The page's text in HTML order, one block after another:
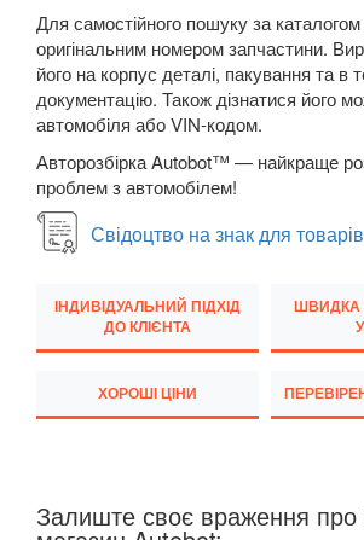
Megane IV
Modus (JP0)
Grand Modus (JP0)
Sandero II Stepway (B8)
Grand Scenic II (JM)
Scenic III (JZ0)
Grand Scenic III (JZ0)
Scenic IV
Для самостійного пошуку за
оригінальним номером запчастини.
його на корпус деталі, пакування та в
документацію. Також дізнатися його
автомобіля або VIN-кодом.
Авторозбірка Autobot™ — найкраще
проблем з автомобілем!
Свідоцтво на знак для
ІНДИВІДУАЛЬНИЙ ПІДХІД
ДО КЛІЄНТА
ШВИДКА
ХОРОШІ ЦІНИ
Залиште своє враження про